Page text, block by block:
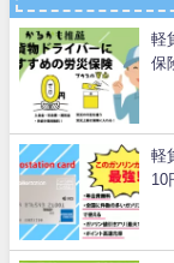
軽
保
軽
10